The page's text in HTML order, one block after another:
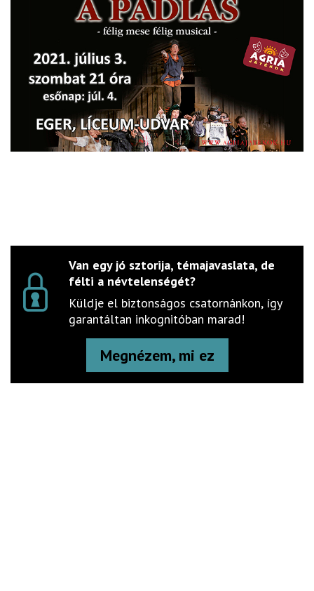
Van egy jó sztorija, témajavaslata, de
félti a névtelenségét?
Küldje el biztonságos csatornánkon, így
garantáltan inkognitóban marad!
Megnézem, mi ez